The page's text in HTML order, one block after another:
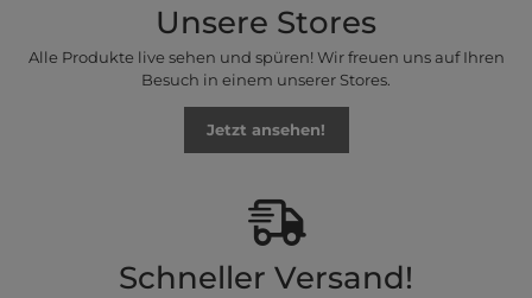
Unsere Stores
Alle Produkte live sehen und spüren! Wir freuen uns auf Ihren
Besuch in einem unserer Stores.
Jetzt ansehen!
Schneller Versand!